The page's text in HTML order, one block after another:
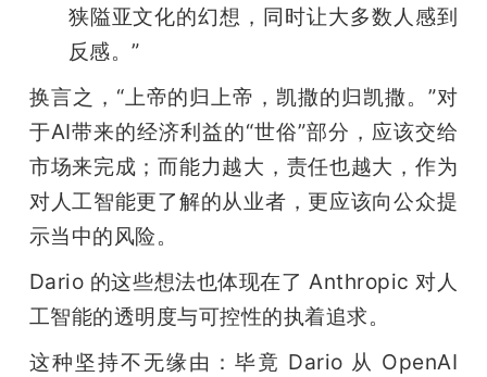
狭隘亚文化的幻想，同时让大多数人感到
反感。”
换言之，“上帝的归上帝，凯撒的归凯撒。”对
于AI带来的经济利益的“世俗”部分，应该交给
市场来完成；而能力越大，责任也越大，作为
对人工智能更了解的从业者，更应该向公众提
示当中的风险。
Dario 的这些想法也体现在了 Anthropic 对人
工智能的透明度与可控性的执着追求。
这种坚持不无缘由：毕竟 Dario 从 OpenAI